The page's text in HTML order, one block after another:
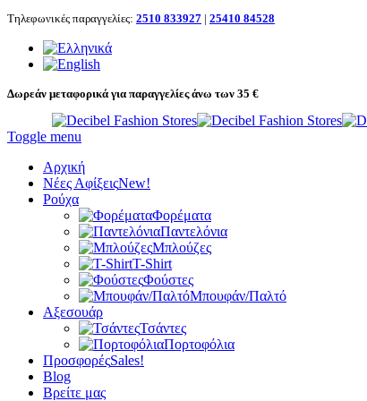
Τηλεφωνικές παραγγελίες: 2510 833927 | 25410 84528
Δωρεάν μεταφορικά για παραγγελίες άνω των 35 €
Toggle menu
Αρχική
Νέες ΑφίξειςNew!
Ρούχα
Φορέματα
Παντελόνια
Μπλούζες
T-Shirt
Φούστες
Μπουφάν/Παλτό
Αξεσουάρ
Τσάντες
Πορτοφόλια
ΠροσφορέςSales!
Blog
Βρείτε μας